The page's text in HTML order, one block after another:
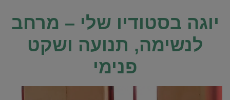
יוגה בסטודיו שלי – מרחב
לנשימה, תנועה ושקט
פנימי